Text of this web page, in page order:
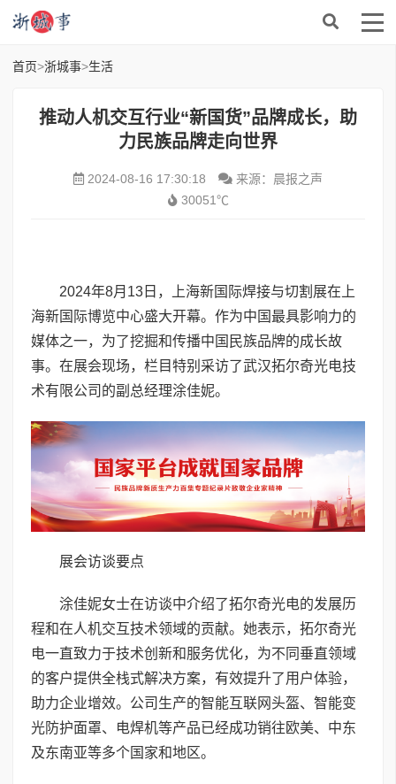
首页>浙城事>生活
推动人机交互行业“新国货”品牌成长，助
力民族品牌走向世界
2024-08-16 17:30:18
来源：晨报之声
30051℃
2024年8月13日，上海新国际焊接与切割展在上
海新国际博览中心盛大开幕。作为中国最具影响力的
媒体之一，为了挖掘和传播中国民族品牌的成长故
事。在展会现场，栏目特别采访了武汉拓尔奇光电技
术有限公司的副总经理涂佳妮。
展会访谈要点
涂佳妮女士在访谈中介绍了拓尔奇光电的发展历
程和在人机交互技术领域的贡献。她表示，拓尔奇光
电一直致力于技术创新和服务优化，为不同垂直领域
的客户提供全栈式解决方案，有效提升了用户体验，
助力企业增效。公司生产的智能互联网头盔、智能变
光防护面罩、电焊机等产品已经成功销往欧美、中东
及东南亚等多个国家和地区。